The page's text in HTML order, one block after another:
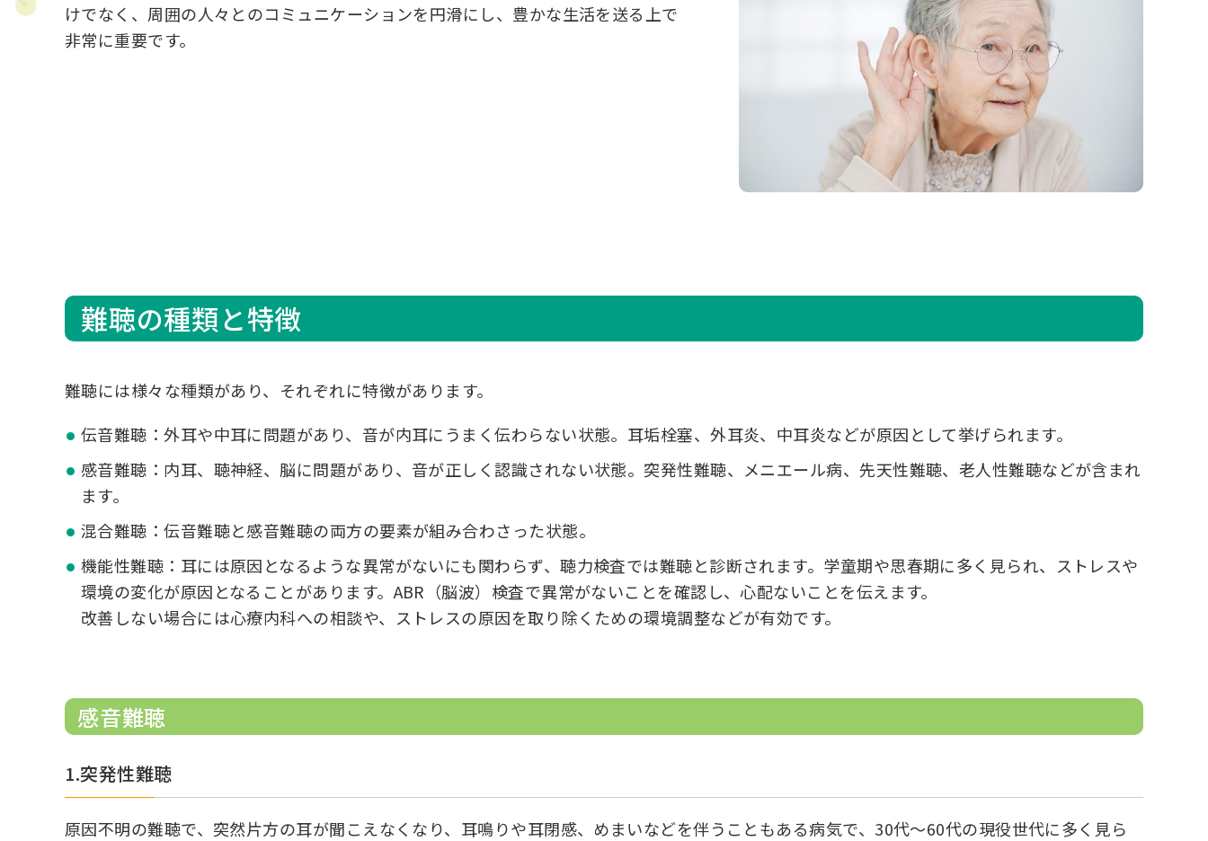
けでなく、周囲の人々とのコミュニケーションを円滑にし、豊かな生活を送る上で
非常に重要です。
難聴の種類と特徴
難聴には様々な種類があり、それぞれに特徴があります。
伝音難聴：外耳や中耳に問題があり、音が内耳にうまく伝わらない状態。耳垢栓塞、外耳炎、中耳炎などが原因として挙げられます。
感音難聴：内耳、聴神経、脳に問題があり、音が正しく認識されない状態。突発性難聴、メニエール病、先天性難聴、老人性難聴などが含まれ
ます。
混合難聴：伝音難聴と感音難聴の両方の要素が組み合わさった状態。
機能性難聴：耳には原因となるような異常がないにも関わらず、聴力検査では難聴と診断されます。学童期や思春期に多く見られ、ストレスや
環境の変化が原因となることがあります。ABR（脳波）検査で異常がないことを確認し、心配ないことを伝えます。
改善しない場合には心療内科への相談や、ストレスの原因を取り除くための環境調整などが有効です。
感音難聴
1.突発性難聴
原因不明の難聴で、突然片方の耳が聞こえなくなり、耳鳴りや耳閉感、めまいなどを伴うこともある病気で、30代～60代の現役世代に多く見ら